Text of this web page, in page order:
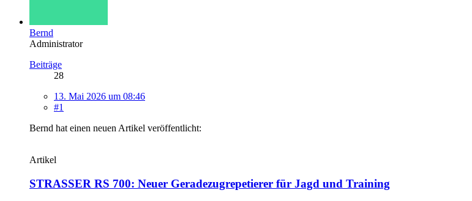
Bernd
Administrator
Beiträge
28
13. Mai 2026 um 08:46
#1
Bernd hat einen neuen Artikel veröffentlicht:
Artikel
STRASSER RS 700: Neuer Geradezugrepetierer für Jagd und Training